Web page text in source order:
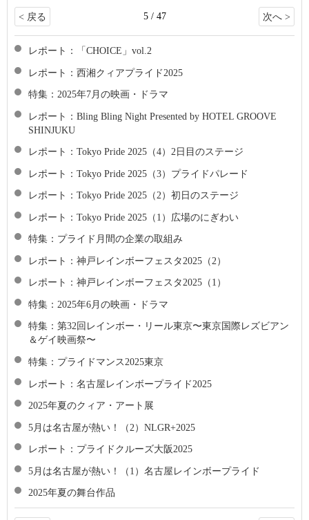
< 戻る 5 / 47 次へ >
レポート：「CHOICE」vol.2
レポート：西湘クィアプライド2025
特集：2025年7月の映画・ドラマ
レポート：Bling Bling Night Presented by HOTEL GROOVE
SHINJUKU
レポート：Tokyo Pride 2025（4）2日目のステージ
レポート：Tokyo Pride 2025（3）プライドパレード
レポート：Tokyo Pride 2025（2）初日のステージ
レポート：Tokyo Pride 2025（1）広場のにぎわい
特集：プライド月間の企業の取組み
レポート：神戸レインボーフェスタ2025（2）
レポート：神戸レインボーフェスタ2025（1）
特集：2025年6月の映画・ドラマ
特集：第32回レインボー・リール東京〜東京国際レズビアン
＆ゲイ映画祭〜
特集：プライドマンス2025東京
レポート：名古屋レインボープライド2025
2025年夏のクィア・アート展
5月は名古屋が熱い！（2）NLGR+2025
レポート：プライドクルーズ大阪2025
5月は名古屋が熱い！（1）名古屋レインボープライド
2025年夏の舞台作品